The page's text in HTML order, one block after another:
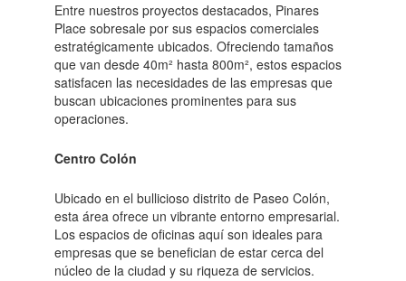
Entre nuestros proyectos destacados, Pinares
Place sobresale por sus espacios comerciales
estratégicamente ubicados. Ofreciendo tamaños
que van desde 40m² hasta 800m², estos espacios
satisfacen las necesidades de las empresas que
buscan ubicaciones prominentes para sus
operaciones.
Centro Colón
Ubicado en el bullicioso distrito de Paseo Colón,
esta área ofrece un vibrante entorno empresarial.
Los espacios de oficinas aquí son ideales para
empresas que se benefician de estar cerca del
núcleo de la ciudad y su riqueza de servicios.